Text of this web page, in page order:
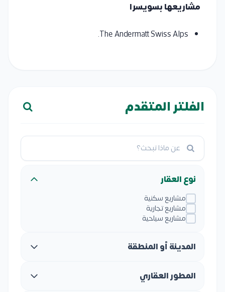
مشاريعها بسويسرا
The Andermatt Swiss Alps.
الفلتر المتقدم
نوع العقار
مشاريع سكنية
مشاريع تجارية
مشاريع سياحية
المدينة أو المنطقة
المطور العقاري